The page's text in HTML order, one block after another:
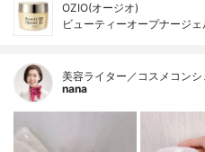
OZIO(オージオ)
ビューティーオープナージェ
美容ライター／コスメコンシ
nana